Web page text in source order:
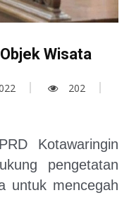
Wisata
202
Kotawaringin
pengetatan
untuk mencegah